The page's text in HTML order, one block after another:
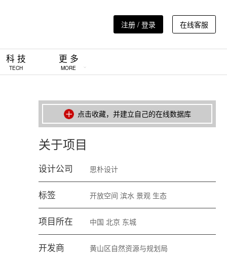
注册 / 登录 在线客服
科 技
TECH
更 多
MORE
点击收藏，并建立自己的在线数据库
关于项目
设计公司 思朴设计
标签 开放空间 滨水 景观 生态
项目所在 中国 北京 东城
开发商 黄山区自然资源与规划局